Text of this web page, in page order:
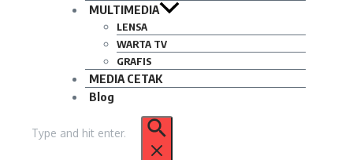
MULTIMEDIA
LENSA
WARTA TV
GRAFIS
MEDIA CETAK
Blog
untuk: